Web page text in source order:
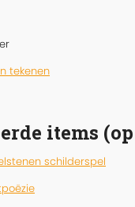
tekenen
items
schilderspel